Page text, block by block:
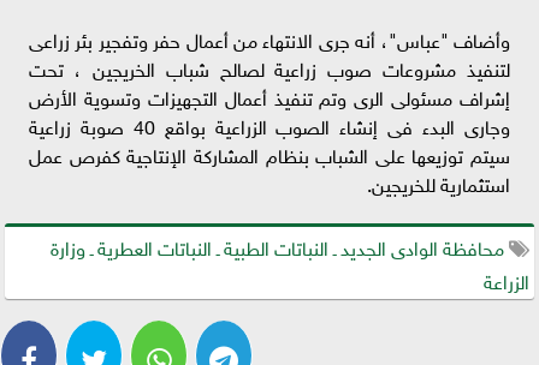
وأضاف "عباس"، أنه جرى الانتهاء من أعمال حفر وتفجير بئر زراعى
لتنفيذ مشروعات صوب زراعية لصالح شباب الخريجين ، تحت
إشراف مسئولى الرى وتم تنفيذ أعمال التجهيزات وتسوية الأرض
وجارى البدء فى إنشاء الصوب الزراعية بواقع 40 صوبة زراعية
سيتم توزيعها على الشباب بنظام المشاركة الإنتاجية كفرص عمل
استثمارية للخريجين.
محافظة الوادى الجديد ـ النباتات الطبية ـ النباتات العطرية ـ وزارة
الزراعة